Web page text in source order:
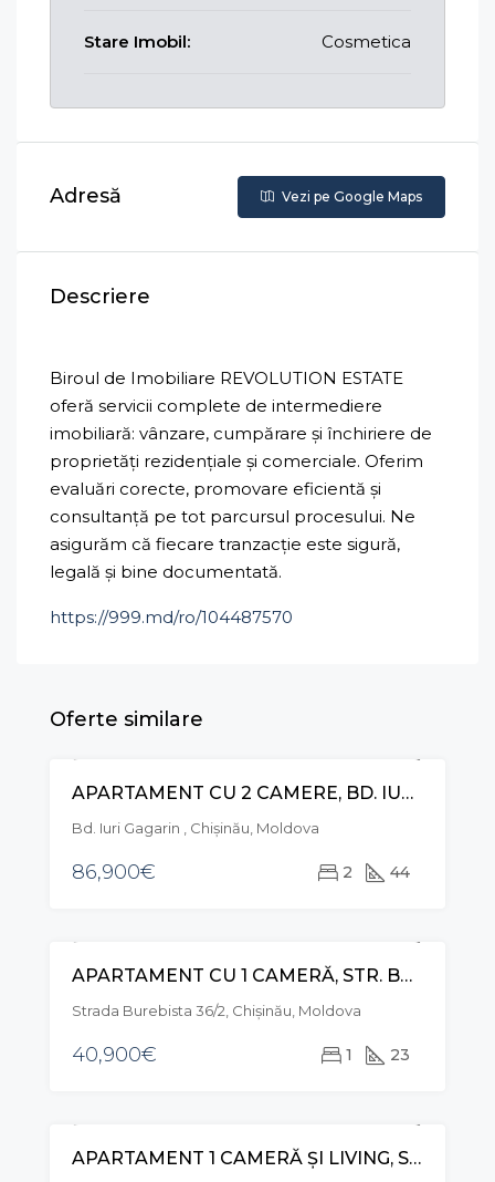
Stare Imobil: Cosmetica
Adresă Vezi pe Google Maps
Descriere
Biroul de Imobiliare REVOLUTION ESTATE
oferă servicii complete de intermediere
imobiliară: vânzare, cumpărare și închiriere de
proprietăți rezidențiale și comerciale. Oferim
evaluări corecte, promovare eficientă și
consultanță pe tot parcursul procesului. Ne
asigurăm că fiecare tranzacție este sigură,
legală și bine documentată.
https://999.md/ro/104487570
Oferte similare
VÂNZARE
APARTAMENT CU 2 CAMERE, BD. IURI GAGARIN, CENTRU
Bd. Iuri Gagarin , Chișinău, Moldova
86,900€ 2 44
VÂNZARE EXCLUSIVE
APARTAMENT CU 1 CAMERĂ, STR. BUREBISTA, BOTANICA
Strada Burebista 36/2, Chișinău, Moldova
40,900€ 1 23
VÂNZAREAPARTAMENT 1 CAMERĂ ȘI LIVING, STR. IOANA RADU, BUIUCANI